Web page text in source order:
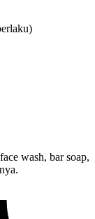
wash, bar soap,